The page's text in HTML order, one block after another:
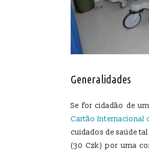
Generalidades
Se for cidadão de
Cartão Internacional
cuidados de saúde
(30 Czk) por uma